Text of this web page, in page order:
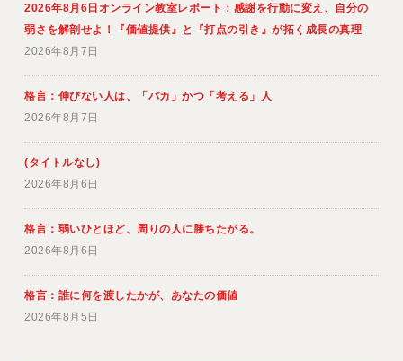
2026年8月6日オンライン教室レポート：感謝を行動に変え、自分の
弱さを解剖せよ！『価値提供』と『打点の引き』が拓く成長の真理
2026年8月7日
格言：伸びない人は、「バカ」かつ「考える」人
2026年8月7日
(タイトルなし)
2026年8月6日
格言：弱いひとほど、周りの人に勝ちたがる。
2026年8月6日
格言：誰に何を渡したかが、あなたの価値
2026年8月5日